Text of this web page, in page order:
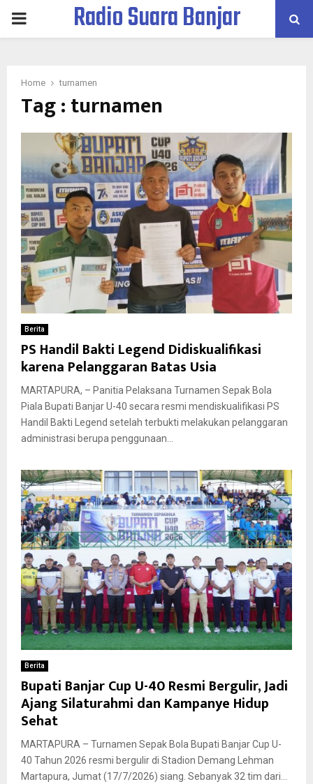
PRIMARYRadio Suara Banjar
Home turnamen
Tag : turnamen
Berita
PS Handil Bakti Legend Didiskualifikasi
karena Pelanggaran Batas Usia
MARTAPURA, – Panitia Pelaksana Turnamen Sepak Bola
Piala Bupati Banjar U-40 secara resmi mendiskualifikasi PS
Handil Bakti Legend setelah terbukti melakukan pelanggaran
administrasi berupa penggunaan...
Berita
Bupati Banjar Cup U-40 Resmi Bergulir, Jadi
Ajang Silaturahmi dan Kampanye Hidup
Sehat
MARTAPURA – Turnamen Sepak Bola Bupati Banjar Cup U-
40 Tahun 2026 resmi bergulir di Stadion Demang Lehman
Martapura, Jumat (17/7/2026) siang. Sebanyak 32 tim dari...